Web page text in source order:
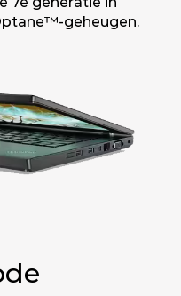
geheugen.